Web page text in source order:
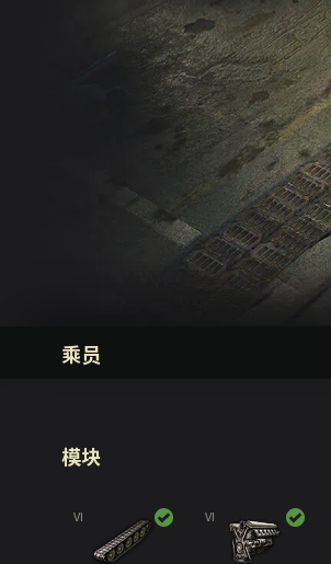
乘员
模块
VI VI